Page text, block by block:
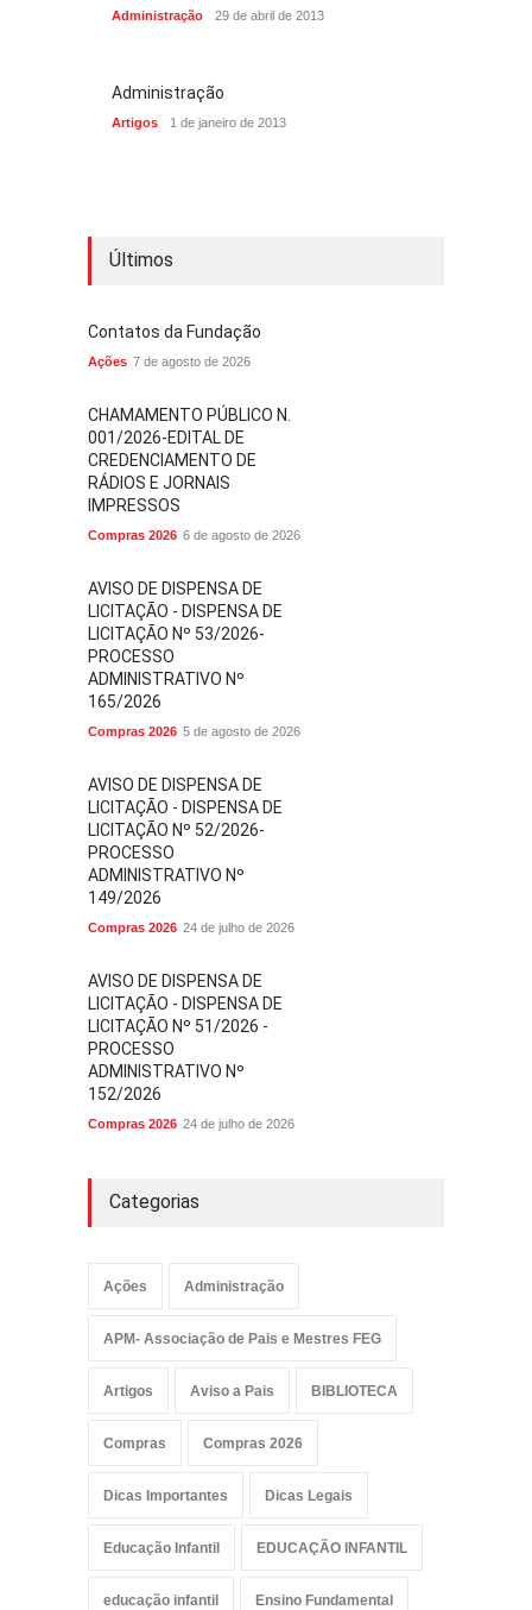
Administração 29 de abril de 2013
Administração
Artigos 1 de janeiro de 2013
Últimos
Contatos da Fundação
Ações 7 de agosto de 2026
CHAMAMENTO PÚBLICO N.
001/2026-EDITAL DE
CREDENCIAMENTO DE
RÁDIOS E JORNAIS
IMPRESSOS
Compras 2026 6 de agosto de 2026
AVISO DE DISPENSA DE
LICITAÇÃO - DISPENSA DE
LICITAÇÃO Nº 53/2026-
PROCESSO
ADMINISTRATIVO Nº
165/2026
Compras 2026 5 de agosto de 2026
AVISO DE DISPENSA DE
LICITAÇÃO - DISPENSA DE
LICITAÇÃO Nº 52/2026-
PROCESSO
ADMINISTRATIVO Nº
149/2026
Compras 2026 24 de julho de 2026
AVISO DE DISPENSA DE
LICITAÇÃO - DISPENSA DE
LICITAÇÃO Nº 51/2026 -
PROCESSO
ADMINISTRATIVO Nº
152/2026
Compras 2026 24 de julho de 2026
Categorias
Ações Administração
APM- Associação de Pais e Mestres FEG
Artigos Aviso a Pais BIBLIOTECA
Compras Compras 2026
Dicas Importantes Dicas Legais
Educação Infantil EDUCAÇÃO INFANTIL
educação infantil Ensino Fundamental